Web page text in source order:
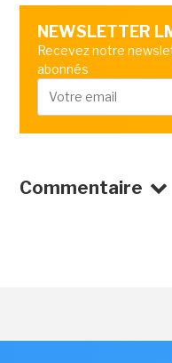
NEWSLETTER
Recevez notre
abonnés
Commentaire